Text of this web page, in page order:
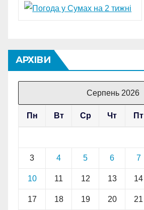
АРХІВИ
Серпень 2026
Пн Вт Ср Чт Пт
3 4 5 6 7
10 11 12 13 14
17 18 19 20 21